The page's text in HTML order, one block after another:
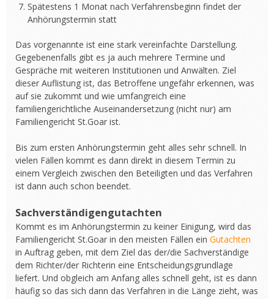
Spätestens 1 Monat nach Verfahrensbeginn findet der
Anhörungstermin statt
Das vorgenannte ist eine stark vereinfachte Darstellung.
Gegebenenfalls gibt es ja auch mehrere Termine und
Gespräche mit weiteren Institutionen und Anwälten. Ziel
dieser Auflistung ist, das Betroffene ungefähr erkennen, was
auf sie zukommt und wie umfangreich eine
familiengerichtliche Auseinandersetzung (nicht nur) am
Familiengericht St.Goar ist.
Bis zum ersten Anhörungstermin geht alles sehr schnell. In
vielen Fällen kommt es dann direkt in diesem Termin zu
einem Vergleich zwischen den Beteiligten und das Verfahren
ist dann auch schon beendet.
Sachverständigengutachten
Kommt es im Anhörungstermin zu keiner Einigung, wird das
Familiengericht St.Goar in den meisten Fällen ein Gutachten
in Auftrag geben, mit dem Ziel das der/die Sachverständige
dem Richter/der Richterin eine Entscheidungsgrundlage
liefert. Und obgleich am Anfang alles schnell geht, ist es dann
häufig so das sich dann das Verfahren in die Länge zieht, was